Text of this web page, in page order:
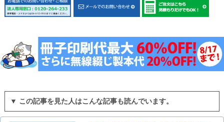
▼ この記事を見た人はこんな記事も読んでいます。